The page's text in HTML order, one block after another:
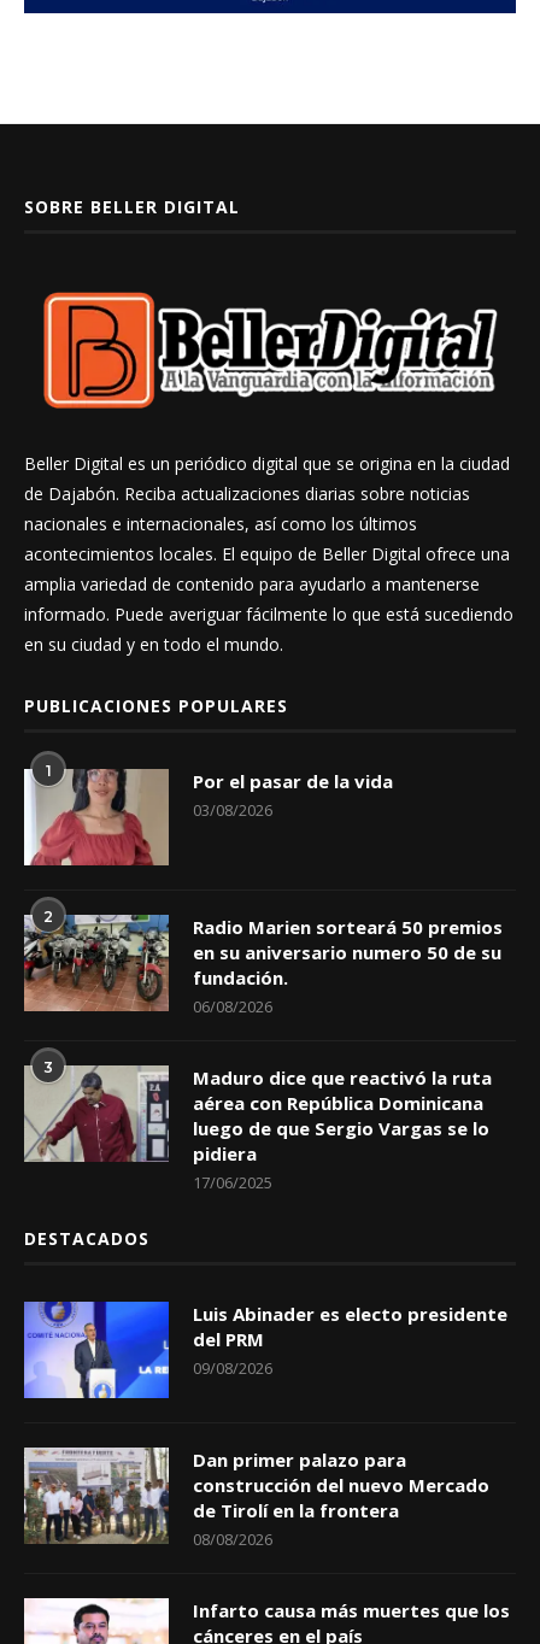
SOBRE BELLER DIGITAL
Beller Digital es un periódico digital que se origina en la ciudad
de Dajabón. Reciba actualizaciones diarias sobre noticias
nacionales e internacionales, así como los últimos
acontecimientos locales. El equipo de Beller Digital ofrece una
amplia variedad de contenido para ayudarlo a mantenerse
informado. Puede averiguar fácilmente lo que está sucediendo
en su ciudad y en todo el mundo.
PUBLICACIONES POPULARES
1 Por el pasar de la vida
03/08/2026
2
Radio Marien sorteará 50 premios
en su aniversario numero 50 de su
fundación.
06/08/2026
3
Maduro dice que reactivó la ruta
aérea con República Dominicana
luego de que Sergio Vargas se lo
pidiera
17/06/2025
DESTACADOS
Luis Abinader es electo presidente
del PRM
09/08/2026
Dan primer palazo para
construcción del nuevo Mercado
de Tirolí en la frontera
08/08/2026
Infarto causa más muertes que los
cánceres en el país